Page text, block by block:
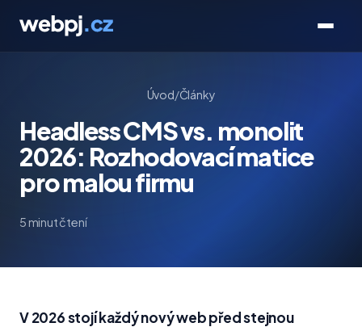
Úvod/Články
Headless CMS vs. monolit
2026: Rozhodovací matice
pro malou firmu
5 minut čtení
V 2026 stojí každý nový web před stejnou